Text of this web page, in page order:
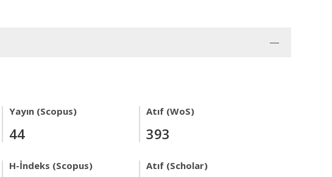
Yayın (Scopus)
44
Atıf (WoS)
393
H-İndeks (Scopus) Atıf (Scholar)